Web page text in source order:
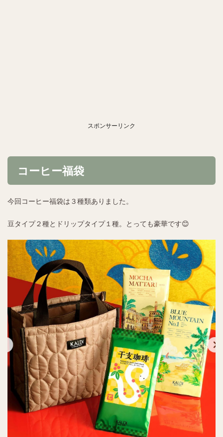
スポンサーリンク
コーヒー福袋
今回コーヒー福袋は３種類ありました。
豆タイプ２種とドリップタイプ１種。とっても豪華です😊